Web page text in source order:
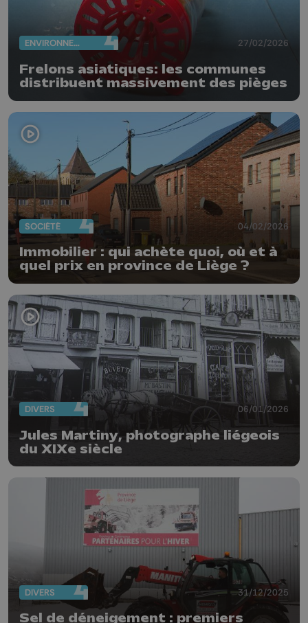
ENVIRONNEMENT 27/02/2026
Frelons asiatiques: les communes
distribuent massivement des pièges
SOCIÉTÉ 04/02/2026
Immobilier : qui achète quoi, où et à
quel prix en province de Liège ?
DIVERS 06/01/2026
Jules Martiny, photographe liégeois
du XIXe siècle
DIVERS 31/12/2025
Sel de déneigement : premiers